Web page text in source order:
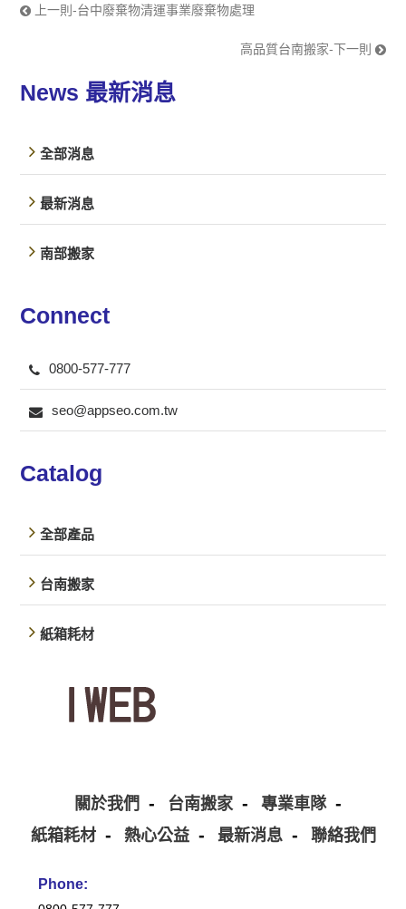
上一則-台中廢棄物清運事業廢棄物處理
高品質台南搬家-下一則
News 最新消息
全部消息
最新消息
南部搬家
Connect
0800-577-777
seo@appseo.com.tw
Catalog
全部產品
台南搬家
紙箱耗材
關於我們 台南搬家
專業車隊
紙箱耗材
熱心公益 最新消息 聯絡我們
Phone: